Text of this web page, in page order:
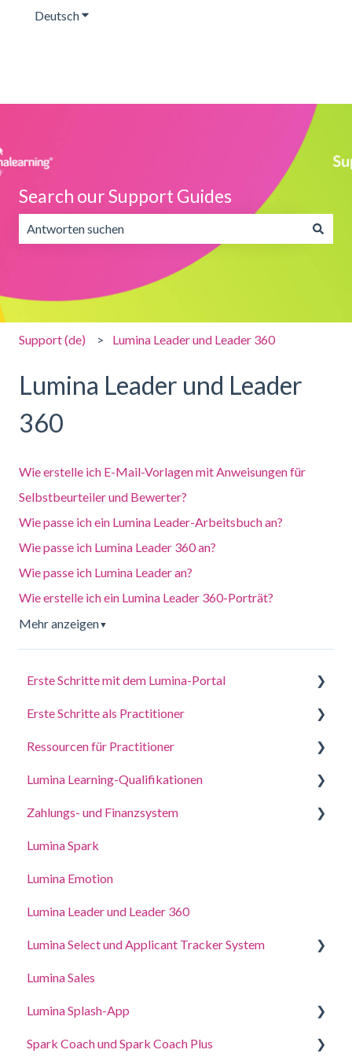
DeutschUntermenü für Übersetzungen anzeigen
Search our Support Guides
Es gibt keine Vorschläge, da das Suchfeld leer ist.
Support (de) Lumina Leader und Leader 360
Lumina Leader und Leader
360
Wie erstelle ich E-Mail-Vorlagen mit Anweisungen für
Selbstbeurteiler und Bewerter?
Wie passe ich ein Lumina Leader-Arbeitsbuch an?
Wie passe ich Lumina Leader 360 an?
Wie passe ich Lumina Leader an?
Wie erstelle ich ein Lumina Leader 360-Porträt?
Mehr anzeigen▼
Erste Schritte mit dem Lumina-Portal
Beantworten Sie einen Fragebogen oder erledigen
Erste Schritte als Practitioner
Ein Projekt erstellen, Teilnehmer einladen und auf
Ressourcen für Practitioner
Leitfäden für Coaching und Workshops
Lumina Learning-Qualifikationen
Online-Lernportal (LLXP)
Zahlungs- und Finanzsystem
Punkte kaufen und Transaktionen anzeigen
Lumina Spark
Lumina Emotion
Lumina Leader und Leader 360
Lumina Select und Applicant Tracker System
Applicant Tracker System
Lumina Select Explainer
Lumina Sales
Lumina Splash-App
Für Teilnehmer
Spark Coach und Spark Coach Plus